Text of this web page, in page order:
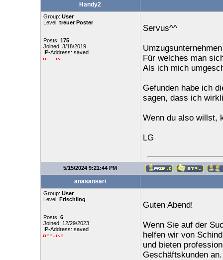
Handy2
Group: User
Level: treuer Poster
Posts: 175
Joined: 3/18/2019
IP-Address: saved
Servus^^
Für welches man
Als ich mich
Gefunden habe ich
sagen, dass ich
Wenn du also willst,
LG
5/15/2024 9:21:44 PM
anasansari
Group: User
Level: Frischling
Posts: 6
Joined: 12/29/2023
IP-Address: saved
Guten Abend!
Wenn Sie auf der
helfen wir von
und bieten
Geschäftskunden